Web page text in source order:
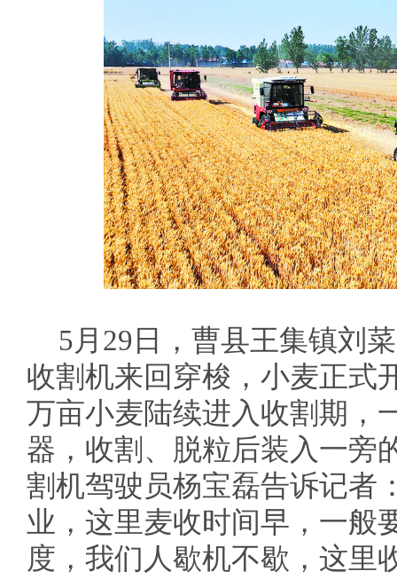
5月29日，曹县王集镇刘
收割机来回穿梭，小麦正式
万亩小麦陆续进入收割期，
器，收割、脱粒后装入一旁
割机驾驶员杨宝磊告诉记者
业，这里麦收时间早，一般
度，我们人歇机不歇，这里